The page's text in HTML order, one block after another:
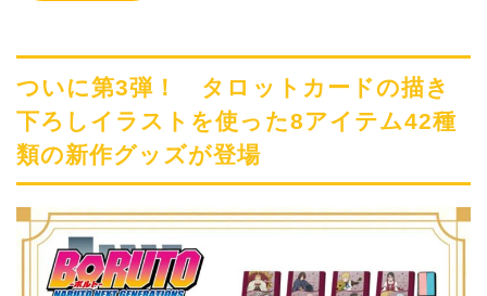
ついに第3弾！ タロットカードの描き
下ろしイラストを使った8アイテム42種
類の新作グッズが登場